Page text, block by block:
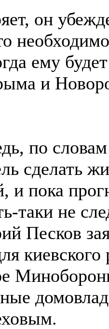
он
ему
и
по
сделать
пока
таки не
Песков